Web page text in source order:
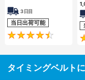
3日目
当日出荷可能
タイミングベルト